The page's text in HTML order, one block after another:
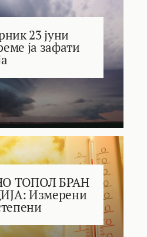
23 јуни
ја зафати
ТОПОЛ БРАН
Измерени